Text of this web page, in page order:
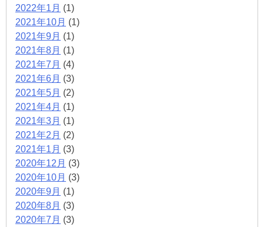
2022年1月 (1)
2021年10月 (1)
2021年9月 (1)
2021年8月 (1)
2021年7月 (4)
2021年6月 (3)
2021年5月 (2)
2021年4月 (1)
2021年3月 (1)
2021年2月 (2)
2021年1月 (3)
2020年12月 (3)
2020年10月 (3)
2020年9月 (1)
2020年8月 (3)
2020年7月 (3)